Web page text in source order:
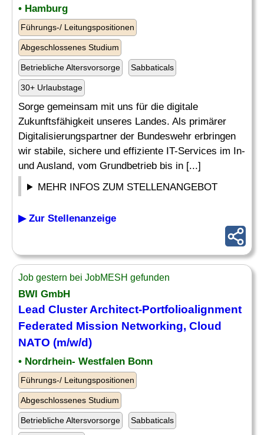
• Hamburg
Führungs-/ Leitungspositionen
Abgeschlossenes Studium
Betriebliche Altersvorsorge Sabbaticals
30+ Urlaubstage
Sorge gemeinsam mit uns für die digitale
Zukunftsfähigkeit unseres Landes. Als primärer
Digitalisierungspartner der Bundeswehr erbringen
wir stabile, sichere und effiziente IT-Services im In-
und Ausland, vom Grundbetrieb bis in [...]
MEHR INFOS ZUM STELLENANGEBOT
▶ Zur Stellenanzeige
Job gestern bei JobMESH gefunden
BWI GmbH
Lead Cluster Architect-Portfolioalignment
Federated Mission Networking, Cloud
NATO (m/w/d)
• Nordrhein- Westfalen Bonn
Führungs-/ Leitungspositionen
Abgeschlossenes Studium
Betriebliche Altersvorsorge Sabbaticals